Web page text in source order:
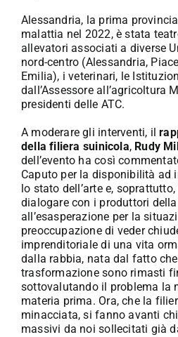
Alessandria, la prima
malattia nel 2022, è stata
allevatori associati a diverse
nord-centro (Alessandria,
Emilia), i veterinari, le
dall’Assessore all’agricoltura
presidenti delle ATC.
A moderare gli interventi, il
della filiera suinicola, Rudy
dell’evento ha così
Caputo per la disponibilità ad
lo stato dell’arte e,
dialogare con i produttori
all’esasperazione per la
preoccupazione di veder
imprenditoriale di una vita
dalla rabbia, nata dal fatto
trasformazione sono rimasti
sottovalutando il problema la
materia prima. Ora, che la
minacciata, si fanno avanti
massivi da noi sollecitati già